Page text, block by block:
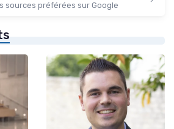
sources préférées sur Google